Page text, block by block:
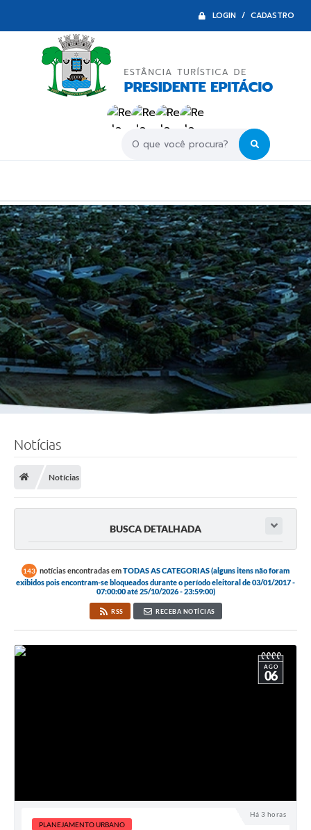
LOGIN / CADASTRO
Notícias
Notícias
BUSCA DETALHADA
143 notícias encontradas emTODAS AS CATEGORIAS (alguns itens não foram
exibidos pois encontram-se bloqueados durante o período eleitoral de 03/01/2017 -
07:00:00 até 25/10/2026 - 23:59:00)
RSS RECEBA NOTÍCIAS
Há 3 horas
AGO
06
PLANEJAMENTO URBANO